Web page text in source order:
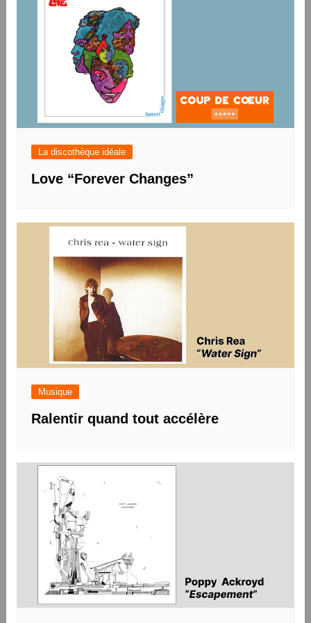
La discothèque idéale
Love “Forever Changes”
Musique
Ralentir quand tout accélère